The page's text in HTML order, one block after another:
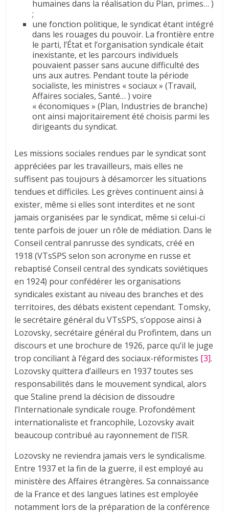
humaines dans la réalisation du Plan, primes… )
;
une fonction politique, le syndicat étant intégré
dans les rouages du pouvoir. La frontière entre
le parti, l’État et l’organisation syndicale était
inexistante, et les parcours individuels
pouvaient passer sans aucune difficulté des
uns aux autres. Pendant toute la période
socialiste, les ministres « sociaux » (Travail,
Affaires sociales, Santé… ) voire
« économiques » (Plan, Industries de branche)
ont ainsi majoritairement été choisis parmi les
dirigeants du syndicat.
Les missions sociales rendues par le syndicat sont
appréciées par les travailleurs, mais elles ne
suffisent pas toujours à désamorcer les situations
tendues et difficiles. Les grèves continuent ainsi à
exister, même si elles sont interdites et ne sont
jamais organisées par le syndicat, même si celui-ci
tente parfois de jouer un rôle de médiation. Dans le
Conseil central panrusse des syndicats, créé en
1918 (VTsSPS selon son acronyme en russe et
rebaptisé Conseil central des syndicats soviétiques
en 1924) pour confédérer les organisations
syndicales existant au niveau des branches et des
territoires, des débats existent cependant. Tomsky,
le secrétaire général du VTsSPS, s’oppose ainsi à
Lozovsky, secrétaire général du Profintem, dans un
discours et une brochure de 1926, parce qu’il le juge
trop conciliant à l’égard des sociaux-réformistes [3].
Lozovsky quittera d’ailleurs en 1937 toutes ses
responsabilités dans le mouvement syndical, alors
que Staline prend la décision de dissoudre
l’Internationale syndicale rouge. Profondément
internationaliste et francophile, Lozovsky avait
beaucoup contribué au rayonnement de l’ISR.
Lozovsky ne reviendra jamais vers le syndicalisme.
Entre 1937 et la fin de la guerre, il est employé au
ministère des Affaires étrangères. Sa connaissance
de la France et des langues latines est employée
notamment lors de la préparation de la conférence